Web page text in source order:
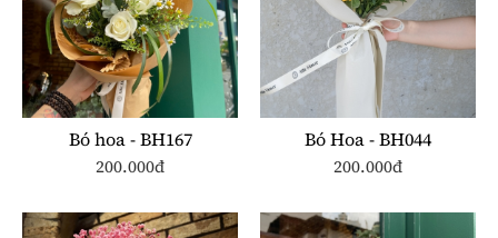
Bó hoa - BH167
200.000đ
Bó Hoa - BH044
200.000đ